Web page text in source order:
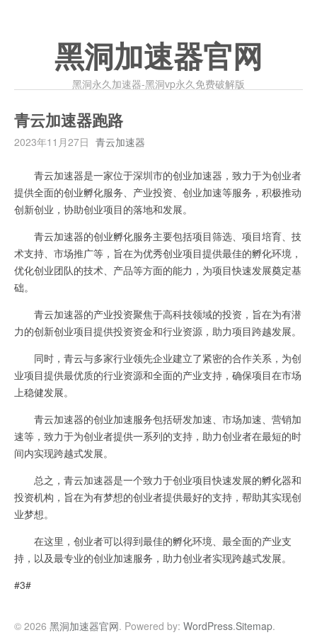
黑洞加速器官网
黑洞永久加速器-黑洞vp永久免费破解版
青云加速器跑路
2023年11月27日 青云加速器
青云加速器是一家位于深圳市的创业加速器，致力于为创业者
提供全面的创业孵化服务、产业投资、创业加速等服务，积极推动
创新创业，协助创业项目的落地和发展。
青云加速器的创业孵化服务主要包括项目筛选、项目培育、技
术支持、市场推广等，旨在为优秀创业项目提供最佳的孵化环境，
优化创业团队的技术、产品等方面的能力，为项目快速发展奠定基
础。
青云加速器的产业投资聚焦于高科技领域的投资，旨在为有潜
力的创新创业项目提供投资资金和行业资源，助力项目跨越发展。
同时，青云与多家行业领先企业建立了紧密的合作关系，为创
业项目提供最优质的行业资源和全面的产业支持，确保项目在市场
上稳健发展。
青云加速器的创业加速服务包括研发加速、市场加速、营销加
速等，致力于为创业者提供一系列的支持，助力创业者在最短的时
间内实现跨越式发展。
总之，青云加速器是一个致力于创业项目快速发展的孵化器和
投资机构，旨在为有梦想的创业者提供最好的支持，帮助其实现创
业梦想。
在这里，创业者可以得到最佳的孵化环境、最全面的产业支
持，以及最专业的创业加速服务，助力创业者实现跨越式发展。
#3#
© 2026 黑洞加速器官网. Powered by: WordPress.Sitemap.